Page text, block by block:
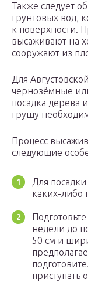
Также следует
грунтовых вод,
к поверхности.
высаживают на
сооружают из
Для
чернозёмные
посадка дерева
грушу
Процесс
следующие
Для
каких-либо
недели до
50 см и
приступать